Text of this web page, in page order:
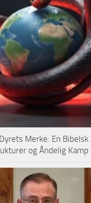
Merke: En Bibelsk
og Åndelig Kamp